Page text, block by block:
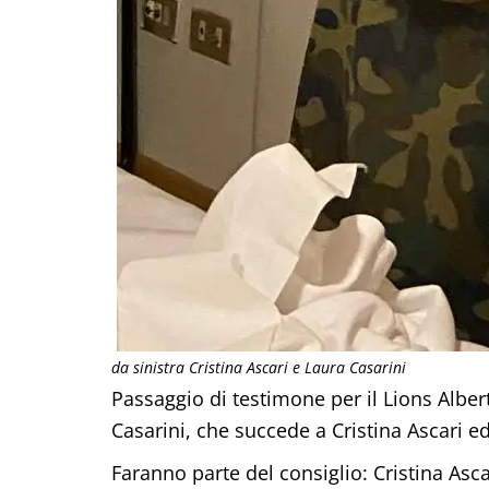
da sinistra Cristina Ascari e Laura Casarini
Passaggio di testimone per il Lions
Casarini, che succede a Cristina Ascari
Faranno parte del consiglio: Cristina